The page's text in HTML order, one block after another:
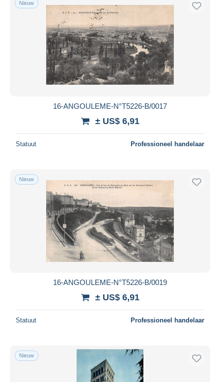
Gratis levering
Betaalmiddelen
PayPal
Bankoverschrijving
Visa
Mastercard
iDeal
Toepassen
Nieuw
16-ANGOULEME-N°T5226-B/0017
± US$ 6,91
Statuut Professioneel handelaar
Nieuw
16-ANGOULEME-N°T5226-B/0019
± US$ 6,91
Statuut Professioneel handelaar
Nieuw